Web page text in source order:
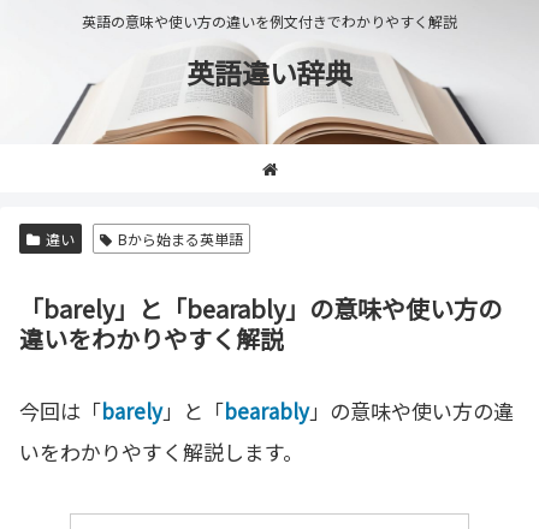
英語の意味や使い方の違いを例文付きでわかりやすく解説
英語違い辞典
違い Bから始まる英単語
「barely」と「bearably」の意味や使い方の
違いをわかりやすく解説
今回は「barely」と「bearably」の意味や使い方の違
いをわかりやすく解説します。